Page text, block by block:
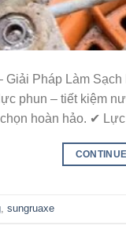
Pháp Làm
phun – tiết kiệm
hoàn hảo. ✔
, sungruaxe